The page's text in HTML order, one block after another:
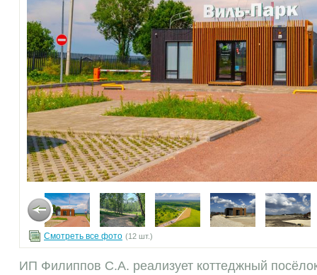
Смотреть все фото (12 шт.)
ИП Филиппов С.А. реализует коттеджный